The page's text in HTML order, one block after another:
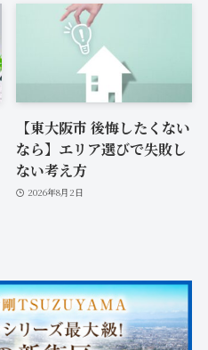
【東大阪市 後悔したくない
なら】エリア選びで失敗し
ない考え方
2026年8月2日